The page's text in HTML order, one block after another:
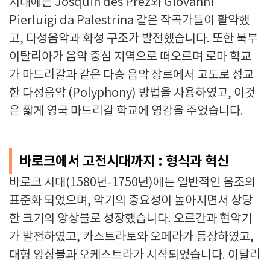
Pierluigi da Palestrina 같은 작곡가들이 활약했
고, 다성음악과 화성 구조가 발전했습니다. 또한 북부
이탈리아가 음악 중심 지역으로 떠오르며 로마 학교
가 마드리갈과 같은 다층 음악 장르에서 고도로 정교
한 다성음악 (Polyphony) 방법을 사용하였고, 이것
은 짧게 영국 마드리갈 학교에 영감을 주었습니다.
바로크에서 고전시대까지 : 형식과 혁신
바로크 시대(1580년-1750년)에는 일반적인 음조의
표준화 되었으며, 악기의 중요성이 높아지면서 상당
한 크기의 앙상블로 성장했습니다. 오르간과 현악기
가 발전하였고, 카스트라토와 오페라가 등장하였고,
대형 앙상블과 오케스트라가 시작되었습니다. 이탈리